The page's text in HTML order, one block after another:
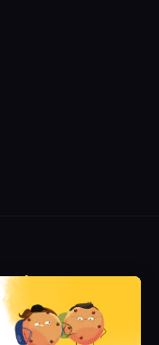
RIFFX !
Play